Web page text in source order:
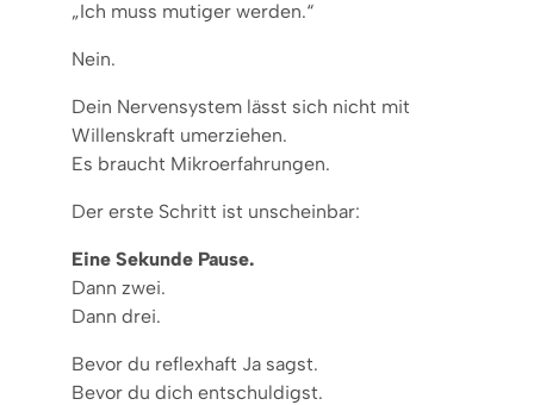
„Ich muss mutiger werden.“
Nein.
Dein Nervensystem lässt sich nicht mit
Willenskraft umerziehen.
Es braucht Mikroerfahrungen.
Der erste Schritt ist unscheinbar:
Eine Sekunde Pause.
Dann zwei.
Dann drei.
Bevor du reflexhaft Ja sagst.
Bevor du dich entschuldigst.